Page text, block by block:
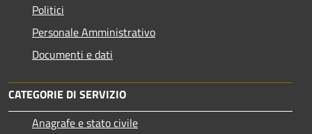
Politici
Personale Amministrativo
Documenti e dati
CATEGORIE DI SERVIZIO
Anagrafe e stato civile